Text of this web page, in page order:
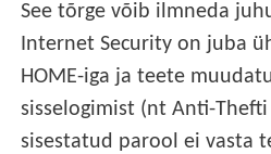
See tõrge võib ilmneda
Internet Security on juba
HOME-iga ja teete
sisselogimist (nt Anti-
sisestatud parool ei vasta